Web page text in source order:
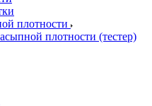
плотности
плотности (тестер)